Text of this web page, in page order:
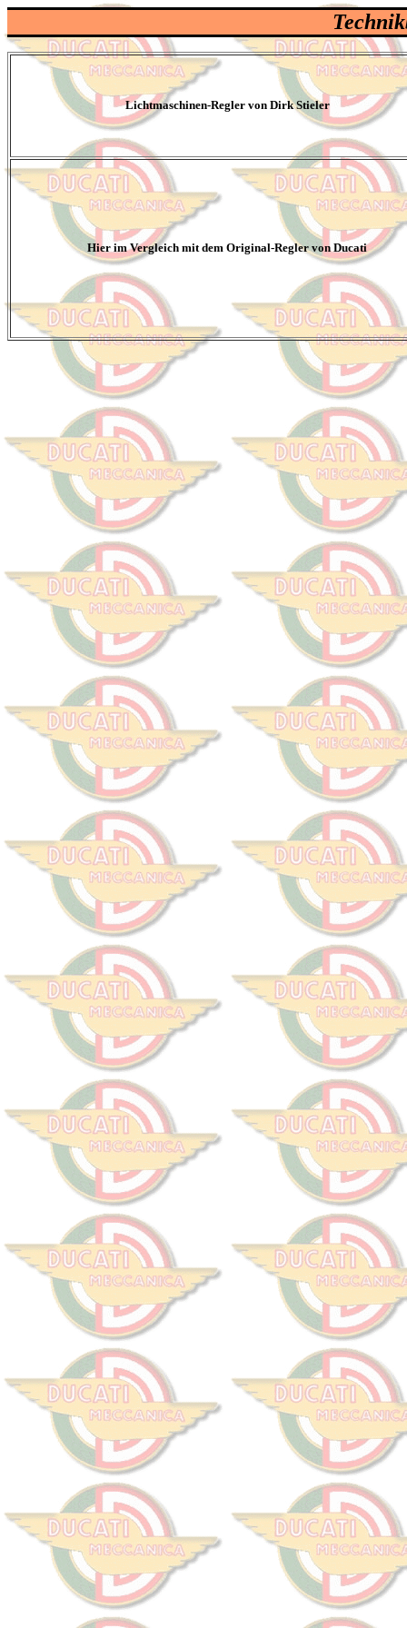
Lichtmaschinen-Regler von Dirk Stieler
Hier im Vergleich mit dem Original-Regler von Ducati